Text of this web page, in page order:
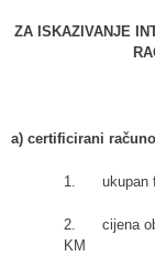
ZA ISKAZIVANJE
a) certificirani
1. ukupan
2. cijena
KM